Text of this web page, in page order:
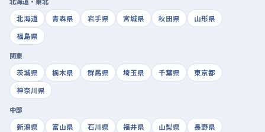
北海道
青森県 岩手県 宮城県 秋田県
山形県
福島県
関東
茨城県
栃木県 群馬県 埼玉県 千葉県
東京都
神奈川県
中部
新潟県
富山県 石川県 福井県 山梨県
長野県